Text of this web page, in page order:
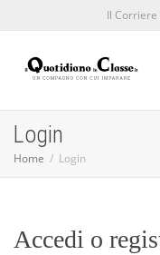
Il Corriere
Login
Home Login
Accedi o